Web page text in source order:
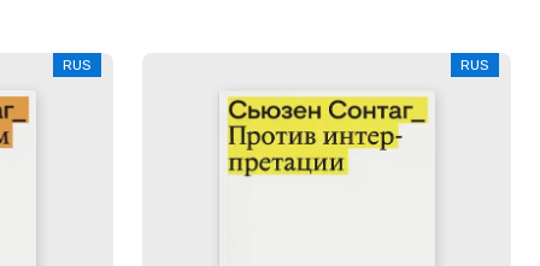
RUS RUS